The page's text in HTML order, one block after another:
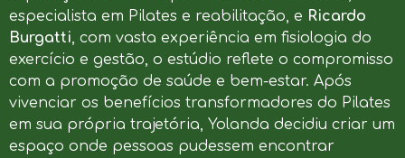
especialista em Pilates e reabilitação, e Ricardo
Burgatti, com vasta experiência em fisiologia do
exercício e gestão, o estúdio reflete o compromisso
com a promoção de saúde e bem-estar. Após
vivenciar os benefícios transformadores do Pilates
em sua própria trajetória, Yolanda decidiu criar um
espaço onde pessoas pudessem encontrar